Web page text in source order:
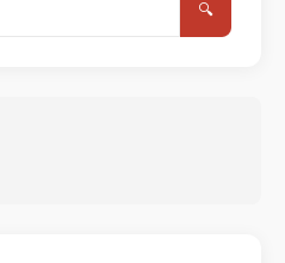
🔍